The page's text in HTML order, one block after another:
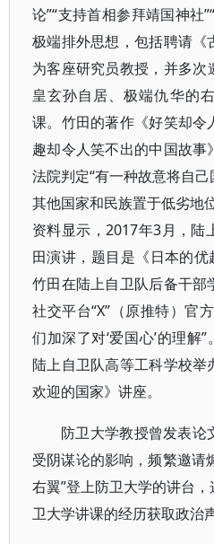
论”“支持首相参拜靖国神社
极端排外思想，包括聘请
为客座研究员教授，并多
皇玄孙自居、极端仇华的
课。竹田的著作《好笑却
趣却令人笑不出的中国故
法院判定“有一种故意将自
其他国家和民族置于低劣地
资料显示，2017年3月，陆
田演讲，题目是《日本的优
竹田在陆上自卫队后备干部
社交平台“X”（原推特）官
们加深了对‘爱国心’的理解
陆上自卫队高等工科学校举
欢迎的国家》讲座。
防卫大学教授曾发表论
受阴谋论的影响，频繁邀请
右翼”登上防卫大学的讲台
卫大学讲课的经历获取政治声